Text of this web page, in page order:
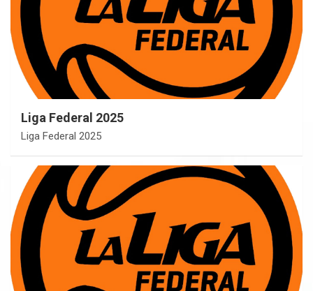
Liga Federal 2025
Liga Federal 2025